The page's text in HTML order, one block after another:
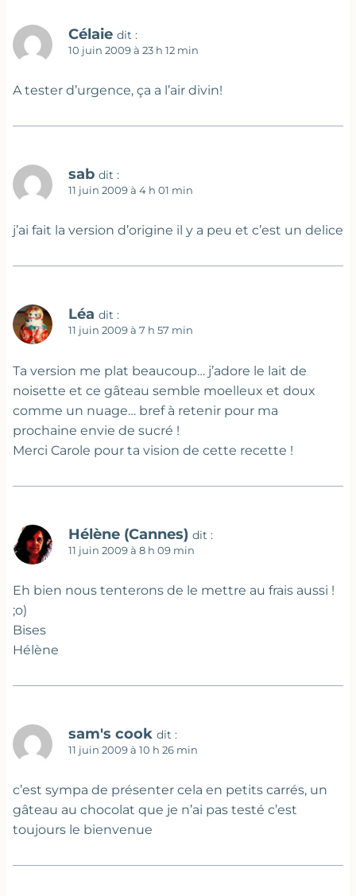
Célaie dit :
10 juin 2009 à 23 h 12 min
A tester d’urgence, ça a l’air divin!
sab dit :
11 juin 2009 à 4 h 01 min
j’ai fait la version d’origine il y a peu et c’est un delice
Léa dit :
11 juin 2009 à 7 h 57 min
Ta version me plat beaucoup… j’adore le lait de
noisette et ce gâteau semble moelleux et doux
comme un nuage… bref à retenir pour ma
prochaine envie de sucré !
Merci Carole pour ta vision de cette recette !
Hélène (Cannes) dit :
11 juin 2009 à 8 h 09 min
Eh bien nous tenterons de le mettre au frais aussi !
;o)
Bises
Hélène
sam's cook dit :
11 juin 2009 à 10 h 26 min
c’est sympa de présenter cela en petits carrés, un
gâteau au chocolat que je n’ai pas testé c’est
toujours le bienvenue